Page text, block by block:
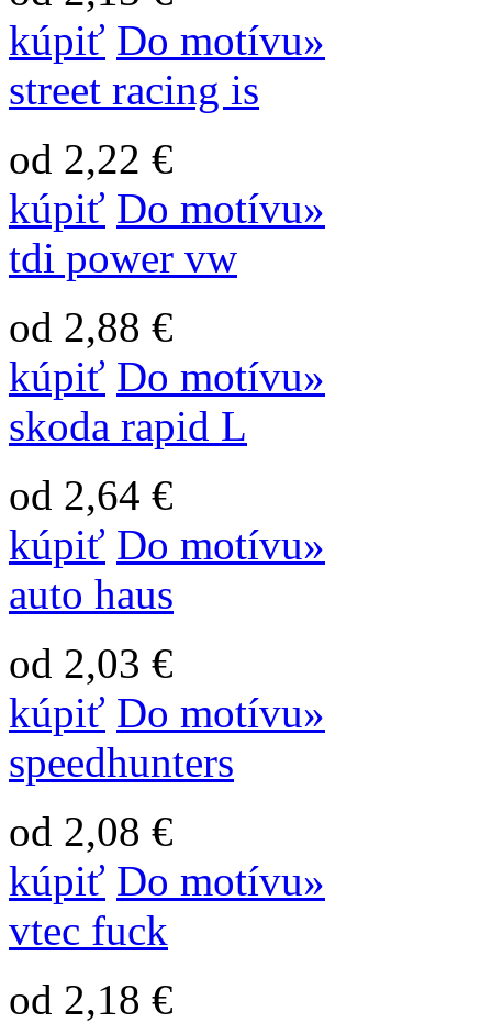
kúpiť Do motívu»
street racing is
od 2,22 €
kúpiť Do motívu»
tdi power vw
od 2,88 €
kúpiť Do motívu»
skoda rapid L
od 2,64 €
kúpiť Do motívu»
auto haus
od 2,03 €
kúpiť Do motívu»
speedhunters
od 2,08 €
kúpiť Do motívu»
vtec fuck
od 2,18 €